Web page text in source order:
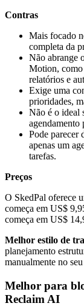
Contras
Mais focado
completa da
Não abrange
Motion, como
relatórios e
Exige uma
prioridades,
Não é o ideal
agendamento
Pode parecer
apenas um
tarefas.
Preços
O SkedPal oferece
começa em US$
começa em US$
Melhor estilo de
planejamento
manualmente no
Melhor para
Reclaim AI